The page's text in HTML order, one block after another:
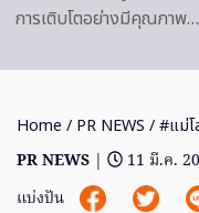
การเติบโตอย่างมีคุณภาพ…
Home / PR NEWS / #แม่โ
PR NEWS |
11 มี.ค.
แบ่งปัน